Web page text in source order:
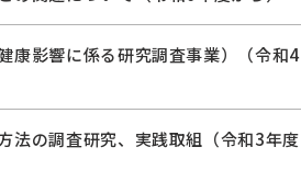
康影響に係る研究調査事業）（令和4
法の調査研究、実践取組（令和3年度